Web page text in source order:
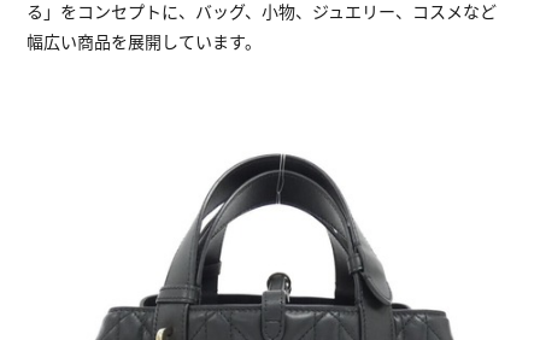
る」をコンセプトに、バッグ、小物、ジュエリー、コスメなど
幅広い商品を展開しています。